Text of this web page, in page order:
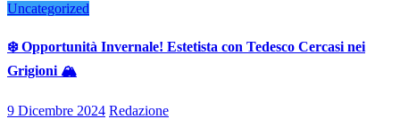
Uncategorized
❄️ Opportunità Invernale! Estetista con Tedesco Cercasi nei
Grigioni 🏔️
9 Dicembre 2024 Redazione